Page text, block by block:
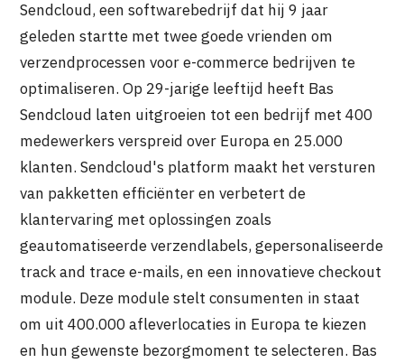
Sendcloud, een softwarebedrijf dat hij 9 jaar
geleden startte met twee goede vrienden om
verzendprocessen voor e-commerce bedrijven te
optimaliseren. Op 29-jarige leeftijd heeft Bas
Sendcloud laten uitgroeien tot een bedrijf met 400
medewerkers verspreid over Europa en 25.000
klanten. Sendcloud's platform maakt het versturen
van pakketten efficiënter en verbetert de
klantervaring met oplossingen zoals
geautomatiseerde verzendlabels, gepersonaliseerde
track and trace e-mails, en een innovatieve checkout
module. Deze module stelt consumenten in staat
om uit 400.000 afleverlocaties in Europa te kiezen
en hun gewenste bezorgmoment te selecteren. Bas